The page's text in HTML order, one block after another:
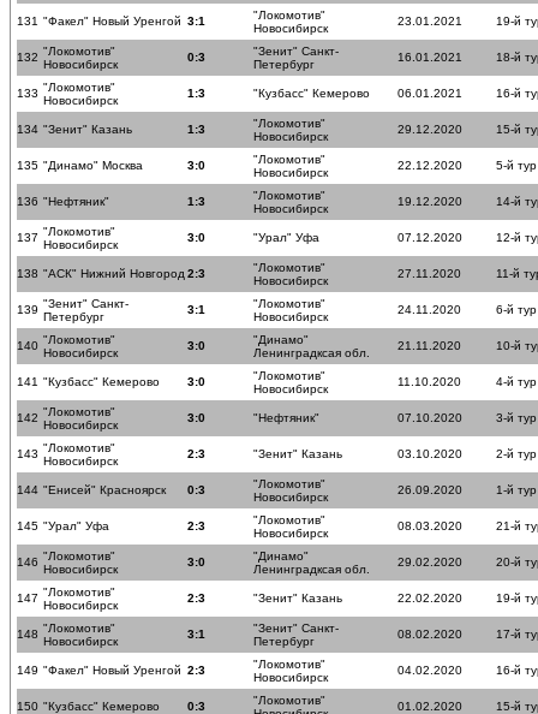
131 "Факел" Новый Уренгой 3:1
"Локомотив"
Новосибирск
23.01.2021 19-й
132 "Локомотив"
Новосибирск
0:3
"Зенит" Санкт-
Петербург
16.01.2021 18-й
133 "Локомотив"
Новосибирск
1:3 "Кузбасс" Кемерово 06.01.2021 16-й
134 "Зенит" Казань 1:3
"Локомотив"
Новосибирск
29.12.2020 15-й
135 "Динамо" Москва 3:0
"Локомотив"
Новосибирск
22.12.2020 5-й тур
136 "Нефтяник" 1:3
"Локомотив"
Новосибирск
19.12.2020 14-й
137 "Локомотив"
Новосибирск
3:0 "Урал" Уфа 07.12.2020 12-й
138 "АСК" Нижний Новгород 2:3
"Локомотив"
Новосибирск
27.11.2020 11-й
139 "Зенит" Санкт-
Петербург
3:1
"Локомотив"
Новосибирск
24.11.2020 6-й тур
140 "Локомотив"
Новосибирск
3:0
"Динамо"
Ленинградксая обл.
21.11.2020 10-й
141 "Кузбасс" Кемерово 3:0
"Локомотив"
Новосибирск
11.10.2020 4-й тур
142 "Локомотив"
Новосибирск
3:0 "Нефтяник" 07.10.2020 3-й тур
143 "Локомотив"
Новосибирск
2:3 "Зенит" Казань 03.10.2020 2-й тур
144 "Енисей" Красноярск 0:3
"Локомотив"
Новосибирск
26.09.2020 1-й тур
145 "Урал" Уфа 2:3
"Локомотив"
Новосибирск
08.03.2020 21-й
146 "Локомотив"
Новосибирск
3:0
"Динамо"
Ленинградксая обл.
29.02.2020 20-й
147 "Локомотив"
Новосибирск
2:3 "Зенит" Казань 22.02.2020 19-й
148 "Локомотив"
Новосибирск
3:1
"Зенит" Санкт-
Петербург
08.02.2020 17-й
149 "Факел" Новый Уренгой 2:3
"Локомотив"
Новосибирск
04.02.2020 16-й
150 "Кузбасс" Кемерово 0:3
"Локомотив"
01.02.2020 15-й